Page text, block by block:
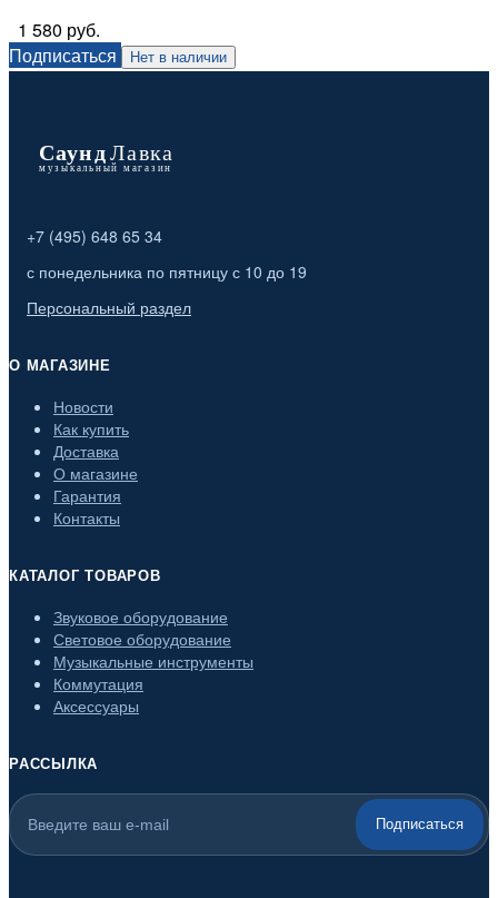
1 580 руб.
Подписаться
Нет в наличии
+7 (495) 648 65 34
с понедельника по пятницу с 10 до 19
Персональный раздел
О МАГАЗИНЕ
Новости
Как купить
Доставка
О магазине
Гарантия
Контакты
КАТАЛОГ ТОВАРОВ
Звуковое оборудование
Световое оборудование
Музыкальные инструменты
Коммутация
Аксессуары
РАССЫЛКА
Подписаться